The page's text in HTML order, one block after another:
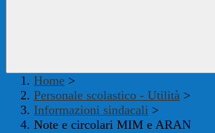
Home >
Personale scolastico - Utilità >
Informazioni sindacali >
Note e circolari MIM e ARAN